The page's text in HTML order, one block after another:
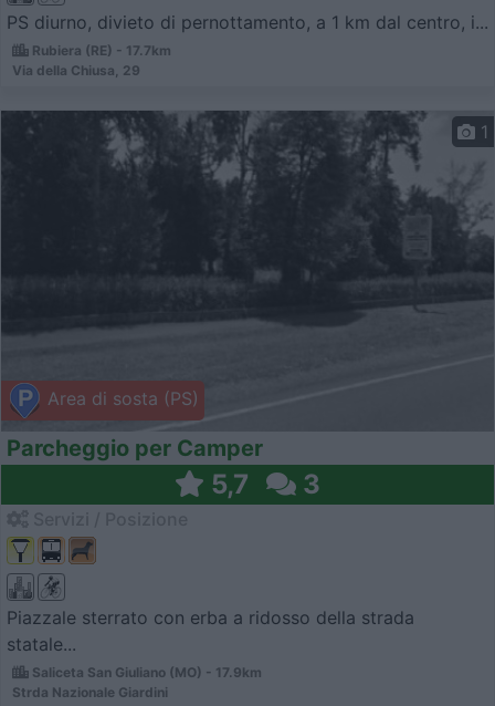
PS diurno, divieto di pernottamento, a 1 km dal centro, i...
Rubiera (RE) - 17.7km
Via della Chiusa, 29
Area di sosta (PS)
1
Parcheggio per Camper
5,7 3
Piazzale sterrato con erba a ridosso della strada
statale...
Saliceta San Giuliano (MO) - 17.9km
Strda Nazionale Giardini